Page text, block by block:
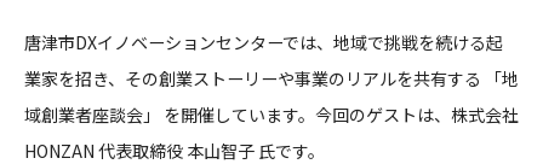
唐津市DXイノベーションセンターでは、地域で挑戦を続ける起
業家を招き、その創業ストーリーや事業のリアルを共有する 「地
域創業者座談会」 を開催しています。今回のゲストは、株式会社
HONZAN 代表取締役 本山智子 氏です。